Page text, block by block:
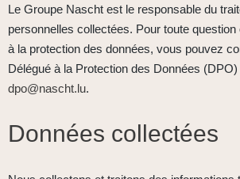
Le Groupe Nascht est le responsable du
personnelles collectées. Pour toute
à la protection des données, vous pouvez
Délégué à la Protection des Données (DPO)
dpo@nascht.lu.
Données collectées